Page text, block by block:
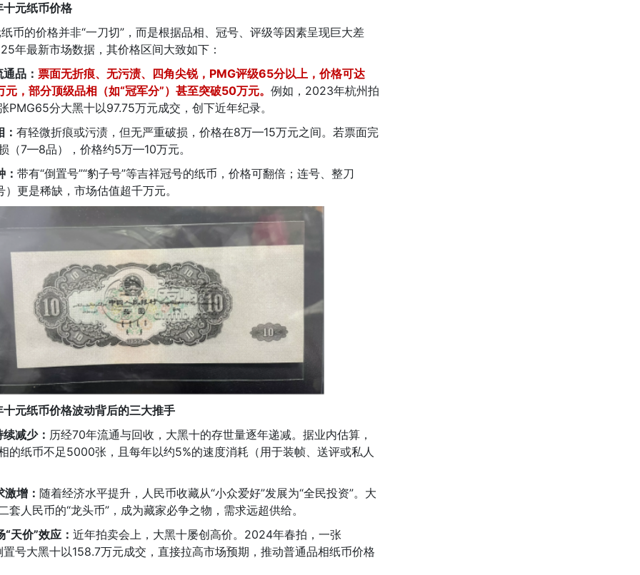
元纸币价格
币的价格并非“一刀切”，而是根据品相、冠号、评级等因素呈现巨大差
年最新市场数据，其价格区间大致如下：
品： 票面无折痕、无污渍、四角尖锐，PMG评级65分以上，价格可达
，部分顶级品相（如“冠军分”）甚至突破50万元。 例如，2023年杭州拍
PMG65分大黑十以97.75万元成交，创下近年纪录。
有轻微折痕或污渍，但无严重破损，价格在8万—15万元之间。若票面完
（7—8品），价格约5万—10万元。
带有“倒置号”“豹子号”等吉祥冠号的纸币，价格可翻倍；连号、整刀
更是稀缺，市场估值超千万元。
元纸币价格波动背后的三大推手
减少： 历经70年流通与回收，大黑十的存世量逐年递减。据业内估算，
的纸币不足5000张，且每年以约5%的速度消耗（用于装帧、送评或私人
增： 随着经济水平提升，人民币收藏从“小众爱好”发展为“全民投资”。大
套人民币的“龙头币”，成为藏家必争之物，需求远超供给。
天价”效应： 近年拍卖会上，大黑十屡创高价。2024年春拍，一张
号大黑十以158.7万元成交，直接拉高市场预期，推动普通品相纸币价格